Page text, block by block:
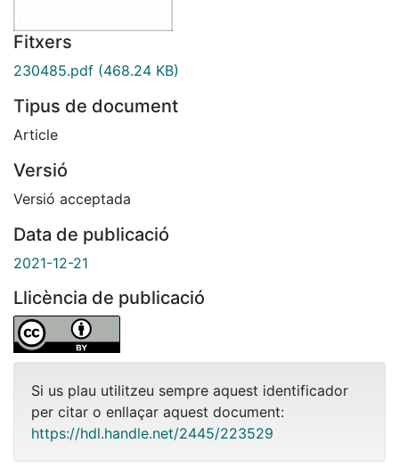
Fitxers
230485.pdf (468.24 KB)
Tipus de document
Article
Versió
Versió acceptada
Data de publicació
2021-12-21
Llicència de publicació
Si us plau utilitzeu sempre aquest identificador
per citar o enllaçar aquest document:
https://hdl.handle.net/2445/223529